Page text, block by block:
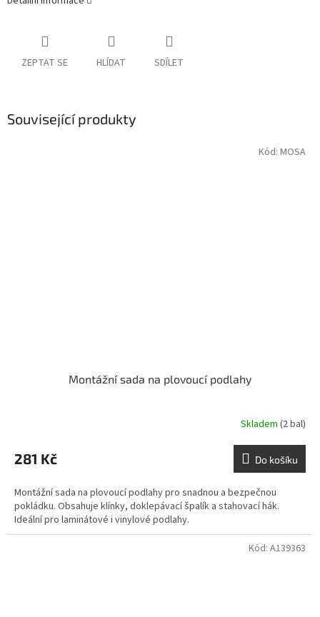
ZEPTAT SE HLÍDAT SDÍLET
Související produkty
Montážní sada na plovoucí podlahy
Skladem (2 bal)
281 Kč Do košíku
Montážní sada na plovoucí podlahy pro snadnou a bezpečnou
pokládku. Obsahuje klínky, doklepávací špalík a stahovací hák.
Ideální pro laminátové i vinylové podlahy.
Kód: MOSA
Kód: A139363